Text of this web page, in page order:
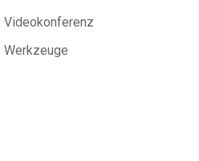
Videokonferenz
Werkzeuge